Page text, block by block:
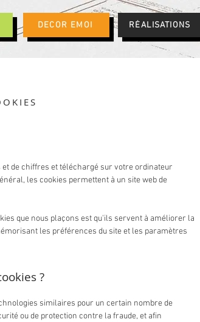
DECOR EMOI RÉALISATIONS
de chiffres et téléchargé sur votre ordinateur
les cookies permettent à un site web de
que nous plaçons est qu'ils servent à améliorer la
les préférences du site et les paramètres
?
similaires pour un certain nombre de
ou de protection contre la fraude, et afin